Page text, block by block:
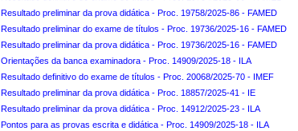
Resultado preliminar da prova didática - Proc. 19758/2025-86 - FAMED
Resultado preliminar do exame de títulos - Proc. 19736/2025-16 - FAMED
Resultado preliminar da prova didática - Proc. 19736/2025-16 - FAMED
Orientações da banca examinadora - Proc. 14909/2025-18 - ILA
Resultado definitivo do exame de títulos - Proc. 20068/2025-70 - IMEF
Resultado preliminar da prova didática - Proc. 18857/2025-41 - IE
Resultado preliminar da prova didática - Proc. 14912/2025-23 - ILA
Pontos para as provas escrita e didática - Proc. 14909/2025-18 - ILA